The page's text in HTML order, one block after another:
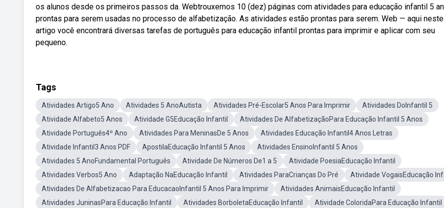
os alunos desde os primeiros passos da. Webtrouxemos 10 (dez) páginas com atividades para educação infantil 5
prontas para serem usadas no processo de alfabetização. As atividades estão prontas para serem. Web — aqui neste
artigo você encontrará diversas tarefas de português para educação infantil prontas para imprimir e aplicar com seu
pequeno.
Tags
Atividades Artigo5 Ano Atividades 5 AnoAutista Atividades Pré-Escolar5 Anos Para Imprimir
Atividades DoInfantil 5
Atividade Alfabeto5 Anos
Atividade G5Educação Infantil
Atividades De AlfabetizaçãoPara Educação Infantil 5 Anos
Atividade Português4º Ano
Atividades Para MeninasDe 5 Anos
Atividades Educação Infantil4 Anos Letras
Atividade Infantil3 Anos PDF
ApostilaEducação Infantil 5 Anos
Atividades EnsinoInfantil 5 Anos
Atividades 5 AnoFundamental Português
Atividade De Números De1 a 5
Atividade PoesiaEducação Infantil
Atividades Verbos5 Ano
Adaptação NaEducação Infantil Atividades ParaCrianças Do Pré
Atividade VogaisEducação
Atividades De Alfabetizacao Para EducacaoInfantil 5 Anos Para Imprimir
Atividades AnimaisEducação Infantil
Atividades JuninasPara Educação Infantil
Atividades BorboletaEducação Infantil
Atividade ColoridaPara Educação Infantil